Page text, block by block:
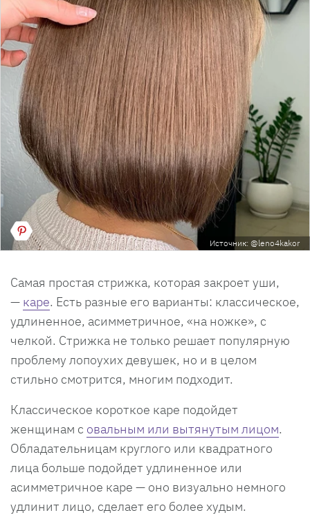
Источник: @leno4kakor
Самая простая стрижка, которая закроет уши,
— каре. Есть разные его варианты: классическое,
удлиненное, асимметричное, «на ножке», с
челкой. Стрижка не только решает популярную
проблему лопоухих девушек, но и в целом
стильно смотрится, многим подходит.
Классическое короткое каре подойдет
женщинам с овальным или вытянутым лицом.
Обладательницам круглого или квадратного
лица больше подойдет удлиненное или
асимметричное каре — оно визуально немного
удлинит лицо, сделает его более худым.